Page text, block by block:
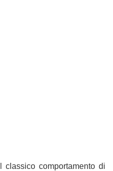
classico comportamento di